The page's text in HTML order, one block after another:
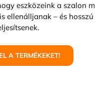
eszközeink a szalon
ellenálljanak – és
A TERMÉKEKET!